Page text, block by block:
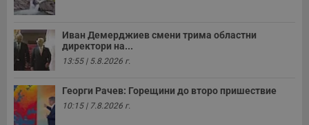
Иван Демерджиев смени трима областни
директори на...
13:55 | 5.8.2026 г.
Георги Рачев: Горещини до второ пришествие
10:15 | 7.8.2026 г.